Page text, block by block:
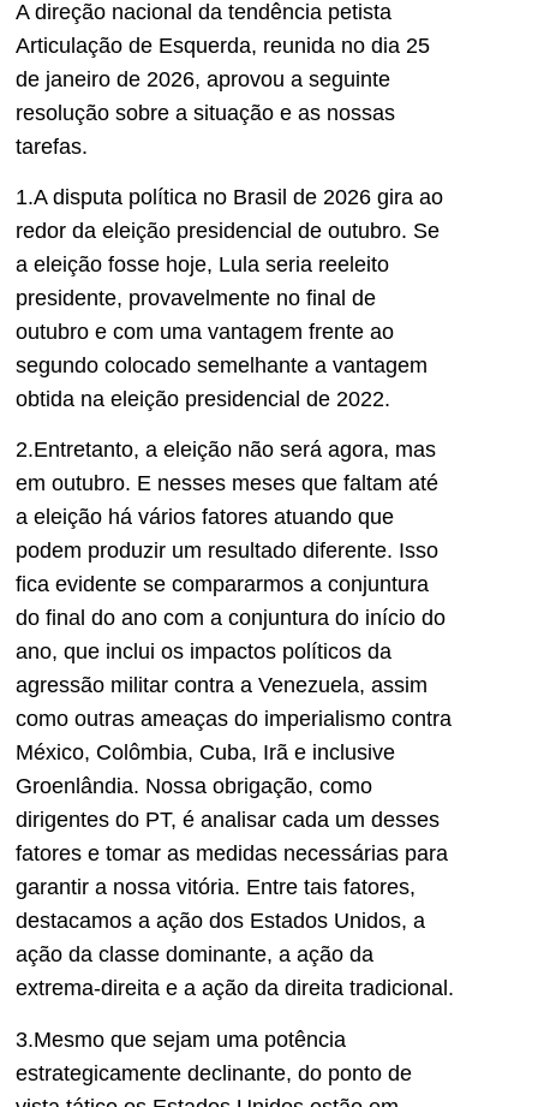
A direção nacional da tendência petista
Articulação de Esquerda, reunida no dia 25
de janeiro de 2026, aprovou a seguinte
resolução sobre a situação e as nossas
tarefas.
1.A disputa política no Brasil de 2026 gira ao
redor da eleição presidencial de outubro. Se
a eleição fosse hoje, Lula seria reeleito
presidente, provavelmente no final de
outubro e com uma vantagem frente ao
segundo colocado semelhante a vantagem
obtida na eleição presidencial de 2022.
2.Entretanto, a eleição não será agora, mas
em outubro. E nesses meses que faltam até
a eleição há vários fatores atuando que
podem produzir um resultado diferente. Isso
fica evidente se compararmos a conjuntura
do final do ano com a conjuntura do início do
ano, que inclui os impactos políticos da
agressão militar contra a Venezuela, assim
como outras ameaças do imperialismo contra
México, Colômbia, Cuba, Irã e inclusive
Groenlândia. Nossa obrigação, como
dirigentes do PT, é analisar cada um desses
fatores e tomar as medidas necessárias para
garantir a nossa vitória. Entre tais fatores,
destacamos a ação dos Estados Unidos, a
ação da classe dominante, a ação da
extrema-direita e a ação da direita tradicional.
3.Mesmo que sejam uma potência
estrategicamente declinante, do ponto de